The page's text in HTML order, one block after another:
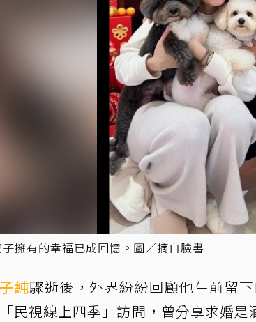
擁有的幸福已成回憶。圖／摘自臉書
純驟逝後，外界紛紛回顧他生前留
民視線上四季」訪問，曾分享求婚